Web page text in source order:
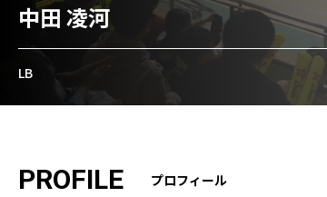
応援メッセージ・お問い合わせ
サイトのご利用について
個人情報保護方針
サイトマップ
中田 凌河
LB
PROFILE プロフィール